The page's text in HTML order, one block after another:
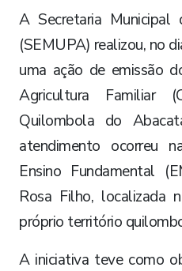
A Secretaria Municipal
(SEMUPA) realizou, no
uma ação de emissão
Agricultura Familiar
Quilombola do
atendimento ocorreu
Ensino Fundamental
Rosa Filho, localizada
próprio território
A iniciativa teve como